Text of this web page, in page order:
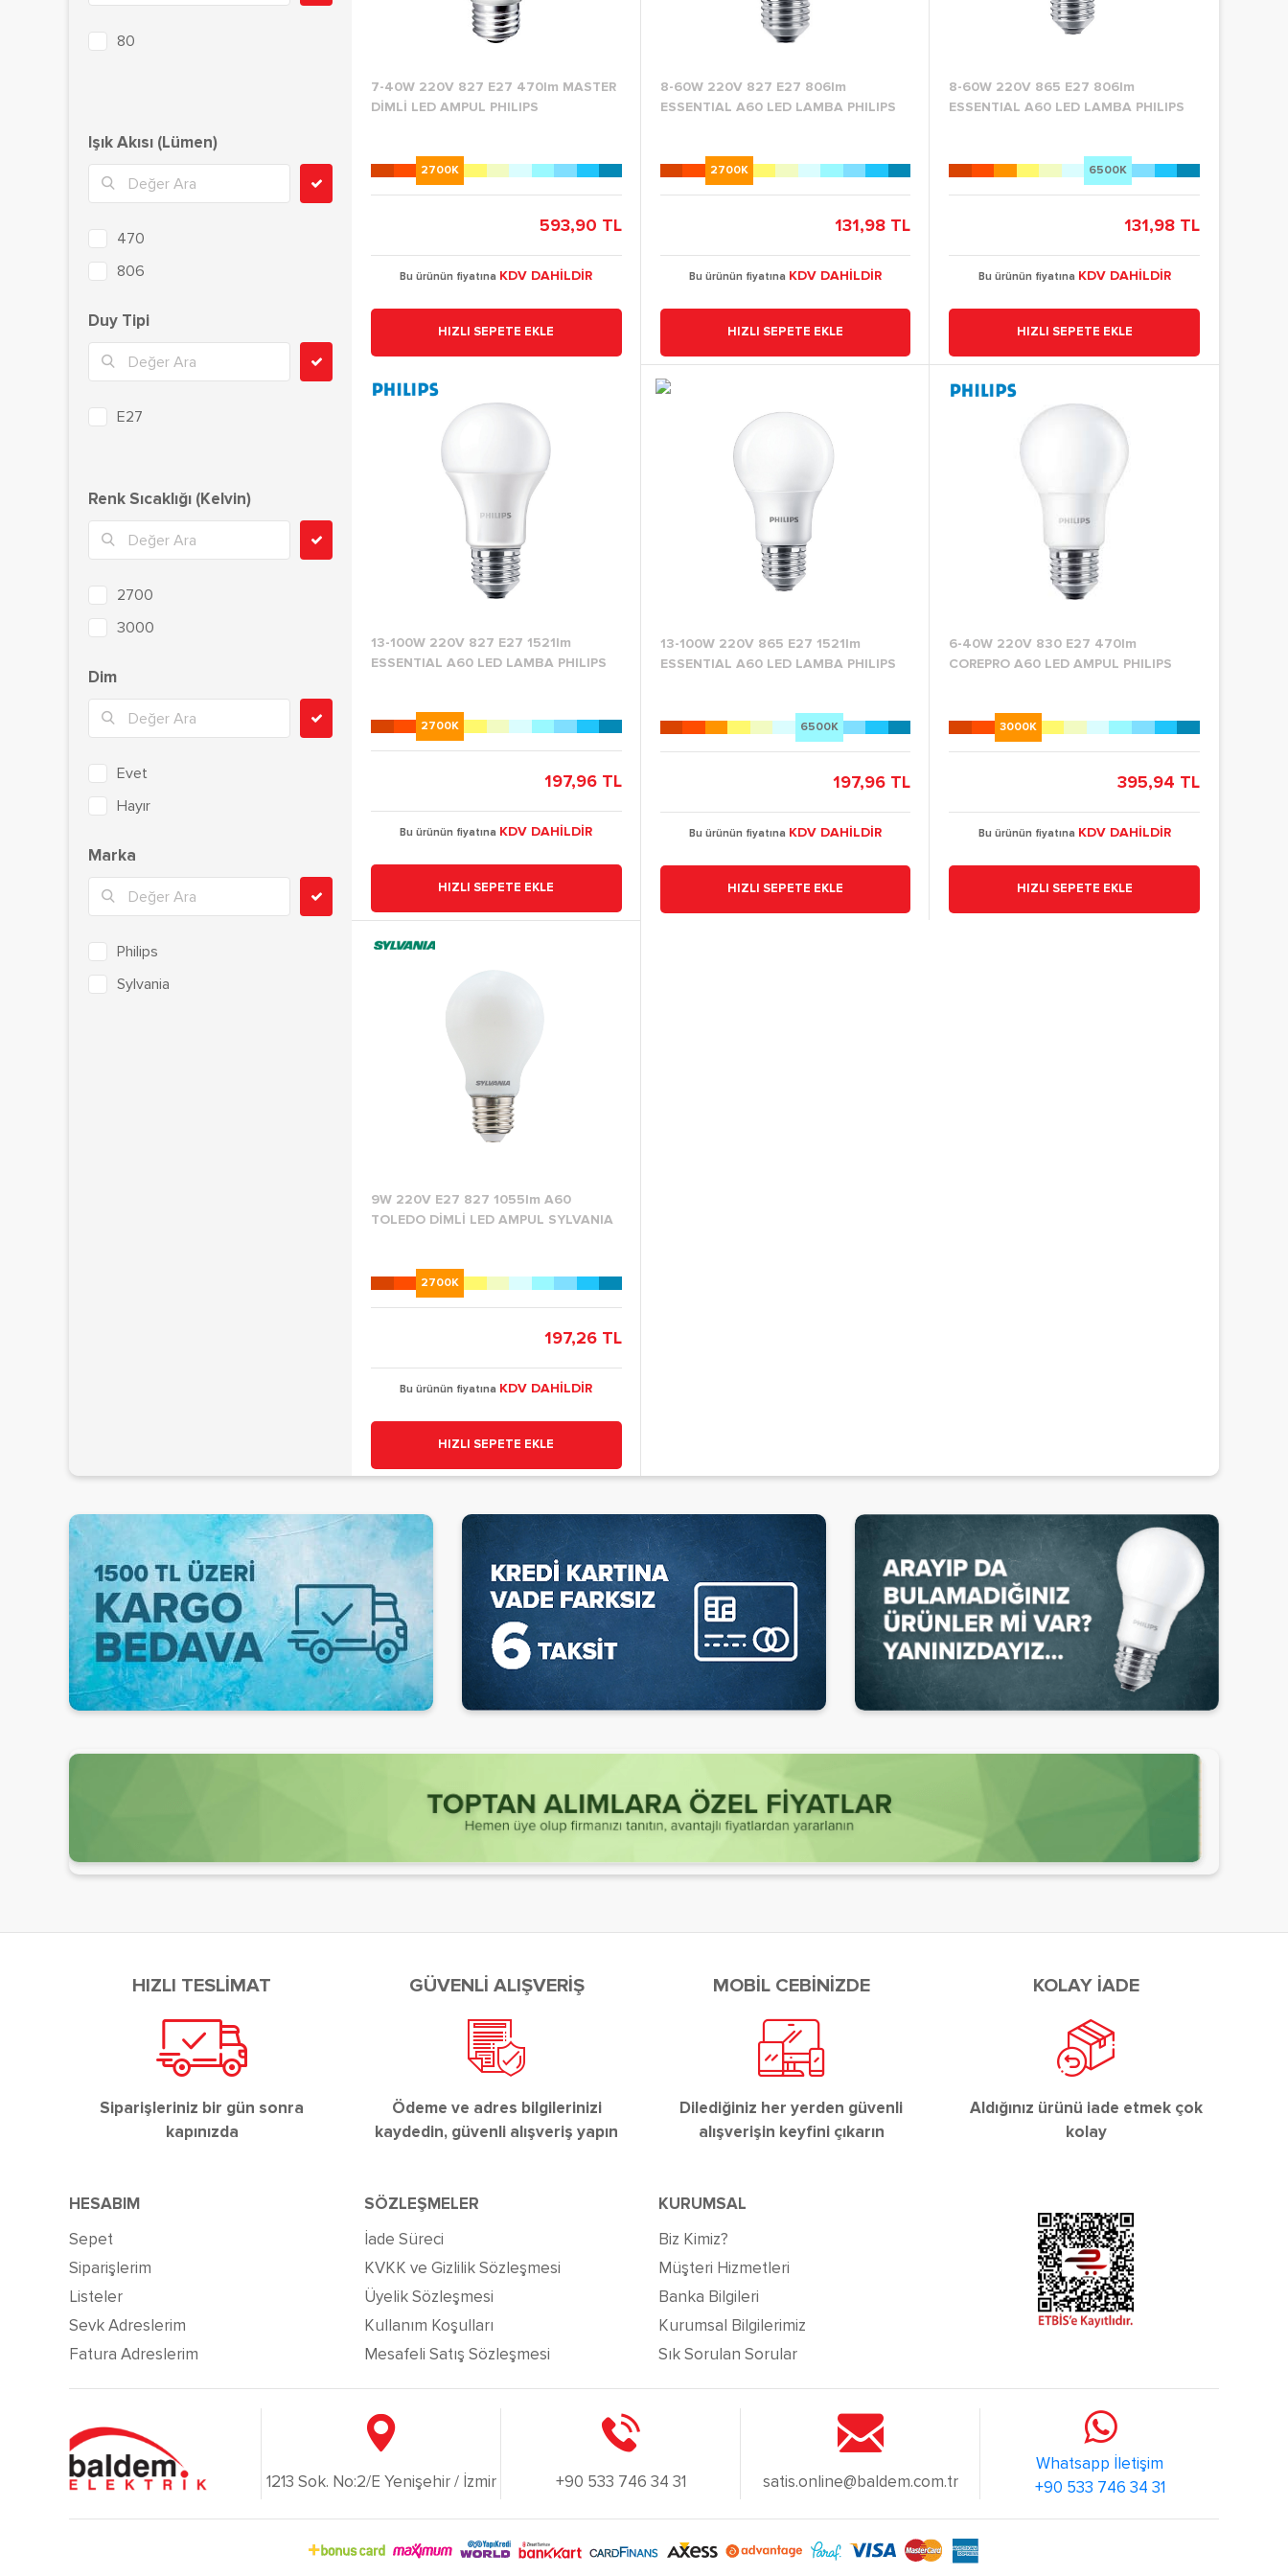
80
Işık Akısı (Lümen)
470
806
Duy Tipi
E27
Renk Sıcaklığı (Kelvin)
2700
3000
Dim
Evet
Hayır
Marka
Philips
Sylvania
7-40W 220V 827 E27 470lm MASTER
DİMLİ LED AMPUL PHILIPS
2700K
593,90 TL
Bu ürünün fiyatına KDV DAHİLDİR
HIZLI SEPETE EKLE
8-60W 220V 827 E27 806lm
ESSENTIAL A60 LED LAMBA PHILIPS
2700K
131,98 TL
Bu ürünün fiyatına KDV DAHİLDİR
HIZLI SEPETE EKLE
8-60W 220V 865 E27 806lm
ESSENTIAL A60 LED LAMBA PHILIPS
6500K
131,98 TL
Bu ürünün fiyatına KDV DAHİLDİR
HIZLI SEPETE EKLE
13-100W 220V 827 E27 1521lm
ESSENTIAL A60 LED LAMBA PHILIPS
2700K
197,96 TL
Bu ürünün fiyatına KDV DAHİLDİR
HIZLI SEPETE EKLE
13-100W 220V 865 E27 1521lm
ESSENTIAL A60 LED LAMBA PHILIPS
6500K
197,96 TL
Bu ürünün fiyatına KDV DAHİLDİR
HIZLI SEPETE EKLE
6-40W 220V 830 E27 470lm
COREPRO A60 LED AMPUL PHILIPS
3000K
395,94 TL
Bu ürünün fiyatına KDV DAHİLDİR
HIZLI SEPETE EKLE
9W 220V E27 827 1055lm A60
TOLEDO DİMLİ LED AMPUL SYLVANIA
2700K
197,26 TL
Bu ürünün fiyatına KDV DAHİLDİR
HIZLI SEPETE EKLE
HIZLI TESLİMAT
Siparişleriniz bir gün sonra
kapınızda
GÜVENLİ ALIŞVERİŞ
Ödeme ve adres bilgilerinizi
kaydedin, güvenli alışveriş yapın
MOBİL CEBİNİZDE
Dilediğiniz her yerden güvenli
alışverişin keyfini çıkarın
KOLAY İADE
Aldığınız ürünü iade etmek çok
kolay
HESABIM
Sepet
Siparişlerim
Listeler
Sevk Adreslerim
Fatura Adreslerim
SÖZLEŞMELER
İade Süreci
KVKK ve Gizlilik Sözleşmesi
Üyelik Sözleşmesi
Kullanım Koşulları
Mesafeli Satış Sözleşmesi
KURUMSAL
Biz Kimiz?
Müşteri Hizmetleri
Banka Bilgileri
Kurumsal Bilgilerimiz
Sık Sorulan Sorular
1213 Sok. No:2/E Yenişehir / İzmir +90 533 746 34 31 satis.online@baldem.com.tr
Whatsapp İletişim
+90 533 746 34 31